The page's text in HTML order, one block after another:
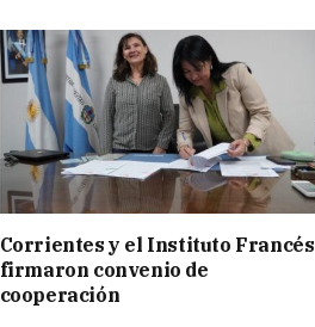
Corrientes y el Instituto Francés
firmaron convenio de
cooperación